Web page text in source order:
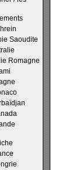
Saoudite
Romagne